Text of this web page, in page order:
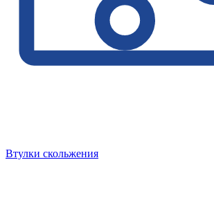
Втулки скольжения